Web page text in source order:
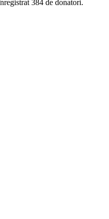
384 de donatori.